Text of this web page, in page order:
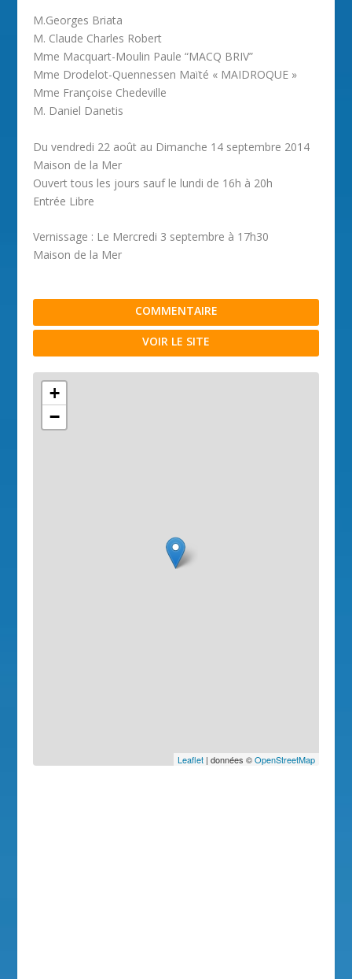
M.Georges Briata
M. Claude Charles Robert
Mme Macquart-Moulin Paule “MACQ BRIV”
Mme Drodelot-Quennessen Maïté « MAIDROQUE »
Mme Françoise Chedeville
M. Daniel Danetis
Du vendredi 22 août au Dimanche 14 septembre 2014
Maison de la Mer
Ouvert tous les jours sauf le lundi de 16h à 20h
Entrée Libre
Vernissage : Le Mercredi 3 septembre à 17h30
Maison de la Mer
COMMENTAIRE
VOIR LE SITE
+
−
Leaflet| données ©OpenStreetMap